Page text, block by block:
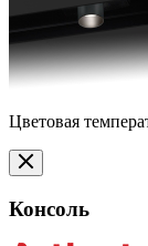
Цветовая
Консоль